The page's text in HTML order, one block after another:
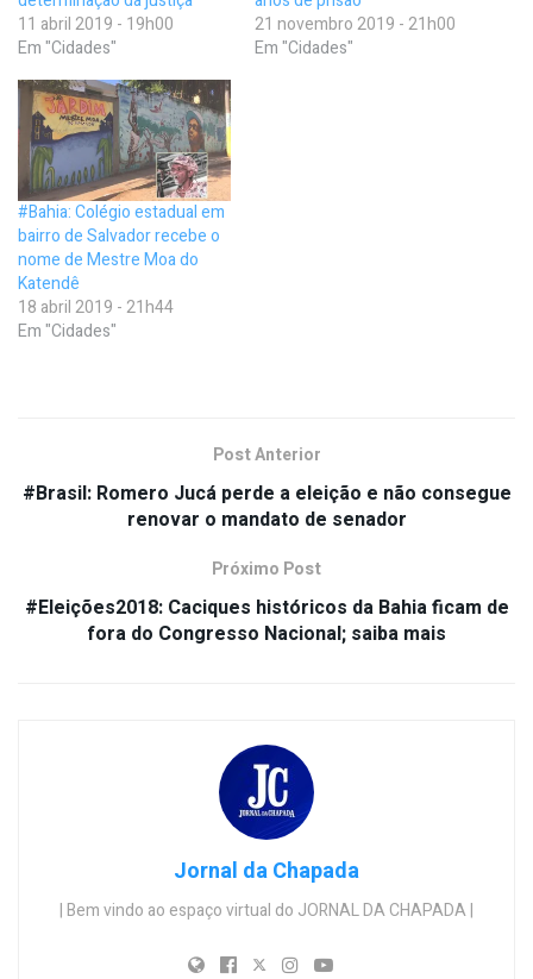
11 abril 2019 - 19h00
Em "Cidades"
21 novembro 2019 - 21h00
Em "Cidades"
#Bahia: Colégio estadual em
bairro de Salvador recebe o
nome de Mestre Moa do
Katendê
18 abril 2019 - 21h44
Em "Cidades"
Post Anterior
#Brasil: Romero Jucá perde a eleição e não consegue
renovar o mandato de senador
Próximo Post
#Eleições2018: Caciques históricos da Bahia ficam de
fora do Congresso Nacional; saiba mais
Jornal da Chapada
| Bem vindo ao espaço virtual do JORNAL DA CHAPADA |